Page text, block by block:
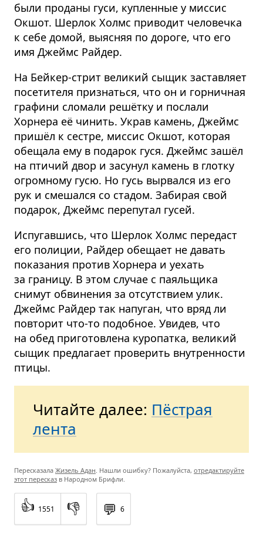
были проданы гуси, купленные у миссис
Окшот. Шерлок Холмс приводит человечка
к себе домой, выясняя по дороге, что его
имя Джеймс Райдер.
На Бейкер-стрит великий сыщик заставляет
посетителя признаться, что он и горничная
графини сломали решётку и послали
Хорнера её чинить. Украв камень, Джеймс
пришёл к сестре, миссис Окшот, которая
обещала ему в подарок гуся. Джеймс зашёл
на птичий двор и засунул камень в глотку
огромному гусю. Но гусь вырвался из его
рук и смешался со стадом. Забирая свой
подарок, Джеймс перепутал гусей.
Испугавшись, что Шерлок Холмс передаст
его полиции, Райдер обещает не давать
показания против Хорнера и уехать
за границу. В этом случае с паяльщика
снимут обвинения за отсутствием улик.
Джеймс Райдер так напуган, что вряд ли
повторит что-то подобное. Увидев, что
на обед приготовлена куропатка, великий
сыщик предлагает проверить внутренности
птицы.
Читайте далее: Пёстрая
лента
Пересказала Жизель Адан. Нашли ошибку? Пожалуйста, отредактируйте
этот пересказ в Народном Брифли.
👍 1551 👎 💬 6